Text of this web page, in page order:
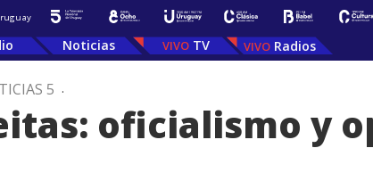
Noticias TV Radios
5 .
oficialismo y